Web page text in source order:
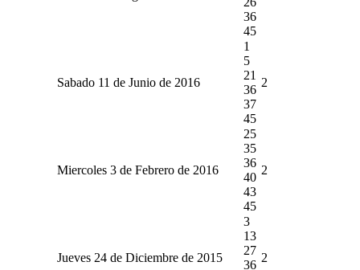
36
45
Sabado 11 de Junio de 2016
1
5
21
36
37
45
2
Miercoles 3 de Febrero de 2016
25
35
36
40
43
45
2
Jueves 24 de Diciembre de 2015
3
13
27
36
2